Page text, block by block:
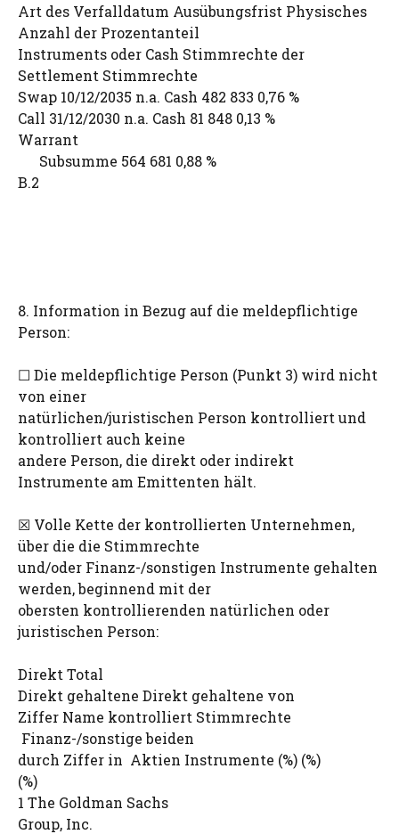
Art des Verfalldatum Ausübungsfrist Physisches
Anzahl der Prozentanteil
Instruments oder Cash Stimmrechte der
Settlement Stimmrechte
Swap 10/12/2035 n.a. Cash 482 833 0,76 %
Call 31/12/2030 n.a. Cash 81 848 0,13 %
Warrant
Subsumme 564 681 0,88 %
B.2
8. Information in Bezug auf die meldepflichtige
Person:
☐ Die meldepflichtige Person (Punkt 3) wird nicht
von einer
natürlichen/juristischen Person kontrolliert und
kontrolliert auch keine
andere Person, die direkt oder indirekt
Instrumente am Emittenten hält.
☒ Volle Kette der kontrollierten Unternehmen,
über die die Stimmrechte
und/oder Finanz-/sonstigen Instrumente gehalten
werden, beginnend mit der
obersten kontrollierenden natürlichen oder
juristischen Person:
Direkt Total
Direkt gehaltene Direkt gehaltene von
Ziffer Name kontrolliert Stimmrechte
Finanz-/sonstige beiden
durch Ziffer in Aktien Instrumente (%) (%)
(%)
1 The Goldman Sachs
Group, Inc.